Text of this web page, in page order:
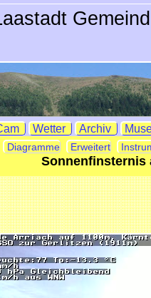
Wetter Archiv
Diagramme Erweitert
Sonnenfinsternis